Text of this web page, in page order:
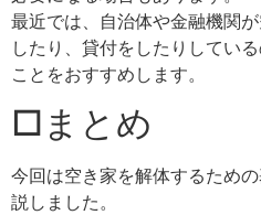
最近では、自治体や金融機関
したり、貸付をしたりしてい
ことをおすすめします。
□まとめ
今回は空き家を解体するため
説しました。